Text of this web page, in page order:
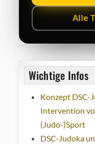
Alle
Wichtige Infos
Konzept DSC-
Intervention
(Judo-)Sport
DSC-Judoka